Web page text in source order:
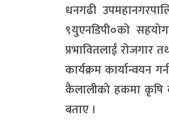
धनगढी
९युएनडिपी०को
प्रभावितलाई रोजगार
कार्यक्रम कार्यान्वयन
कैलालीको हकमा कृषि
बताए ।